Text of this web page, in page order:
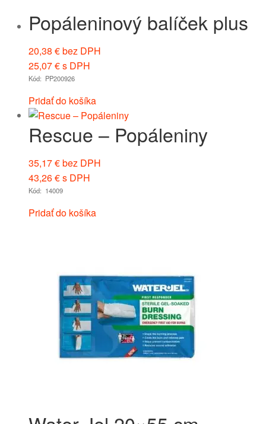
Popáleninový balíček plus
20,38 €bez DPH
25,07€s DPH
Kód: PP200926
Pridať do košíka
Rescue – Popáleniny
35,17€bez DPH
43,26€s DPH
Kód: 14009
Pridať do košíka